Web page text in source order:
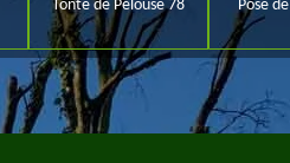
Tonte de Pelouse 78 Pose